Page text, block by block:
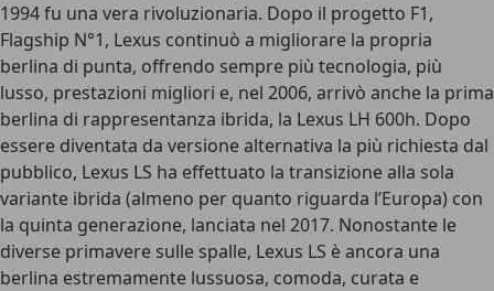
1994 fu una vera rivoluzionaria. Dopo il progetto F1,
Flagship N°1, Lexus continuò a migliorare la propria
berlina di punta, offrendo sempre più tecnologia, più
lusso, prestazioni migliori e, nel 2006, arrivò anche la prima
berlina di rappresentanza ibrida, la Lexus LH 600h. Dopo
essere diventata da versione alternativa la più richiesta dal
pubblico, Lexus LS ha effettuato la transizione alla sola
variante ibrida (almeno per quanto riguarda l’Europa) con
la quinta generazione, lanciata nel 2017. Nonostante le
diverse primavere sulle spalle, Lexus LS è ancora una
berlina estremamente lussuosa, comoda, curata e